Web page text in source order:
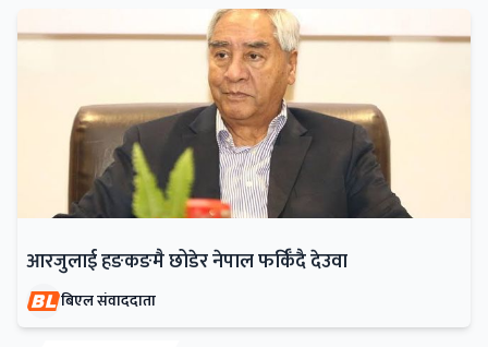
आरजुलाई हङकङमै छोडेर नेपाल फर्किँदै देउवा
बिएल संवाददाता